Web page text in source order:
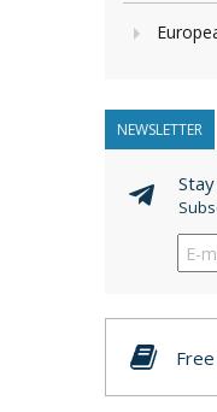
NEWSLETTER